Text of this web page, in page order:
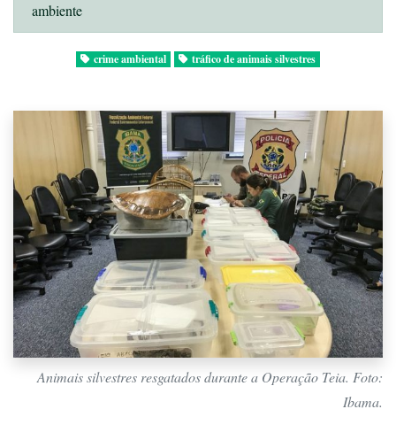
ambiente
crime ambiental tráfico de animais silvestres
Animais silvestres resgatados durante a Operação Teia. Foto:
Ibama.